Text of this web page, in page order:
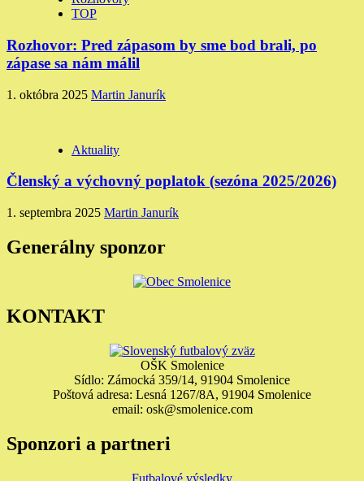
TOP
Rozhovor: Pred zápasom by sme bod brali, po
zápase sa nám málil
1. októbra 2025 Martin Janurík
Aktuality
Členský a výchovný poplatok (sezóna 2025/2026)
1. septembra 2025 Martin Janurík
Generálny sponzor
KONTAKT
OŠK Smolenice
Sídlo: Zámocká 359/14, 91904 Smolenice
Poštová adresa: Lesná 1267/8A, 91904 Smolenice
email: osk@smolenice.com
Sponzori a partneri
Futbalové výsledky